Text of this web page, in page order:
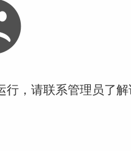
行，请联系管理员了